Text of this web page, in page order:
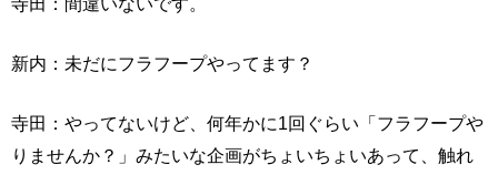
新内：未だにフラフープやってます？
寺田：やってないけど、何年かに1回ぐらい「フラフープや
りませんか？」みたいな企画がちょいちょいあって、触れ